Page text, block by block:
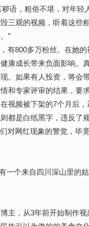
语，粗俗不堪，对年
三观的视频，听着这些
”
800多万粉丝。在她的
康成长带来负面影响。
。如果有人投资，将会
专家评审的结果，要
视频被下架的7个月后
是白纸黑字，违反了
网红现象的警觉，毕
个来自四川深山里的
，从3年前开始制作视